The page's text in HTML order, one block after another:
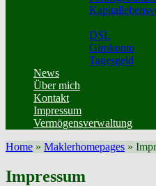
DSL
Girokonto
Tagesgeld
News
Über mich
Kontakt
Impressum
Vermögensverwaltung
Home » Maklerhomepages »
Impressum